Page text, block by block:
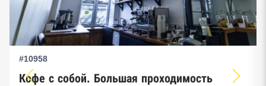
#10958
Кофе с собой. Большая проходимость